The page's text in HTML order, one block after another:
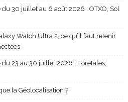
30 juillet au 6 août 2026 : OTXO, Sol
Watch Ultra 2, ce qu’il faut retenir
23 au 30 juillet 2026 : Foretales,
la Géolocalisation ?